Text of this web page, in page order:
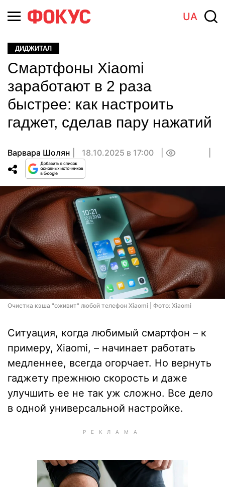
UA
ДИДЖИТАЛ
Смартфоны Xiaomi
заработают в 2 раза
быстрее: как настроить
гаджет, сделав пару нажатий
Варвара Шолян 18.10.2025 в 17:00
Очистка кэша "оживит" любой телефон Xiaomi | Фото: Xiaomi
Ситуация, когда любимый смартфон – к
примеру, Xiaomi, – начинает работать
медленнее, всегда огорчает. Но вернуть
гаджету прежнюю скорость и даже
улучшить ее не так уж сложно. Все дело
в одной универсальной настройке.